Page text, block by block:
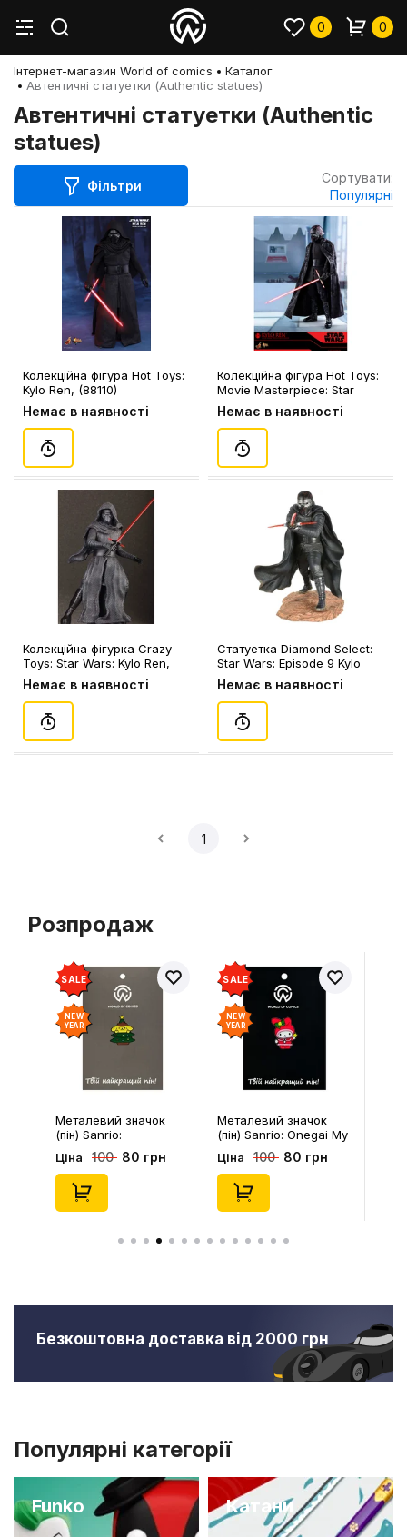
0 0
Інтернет-магазин World of comics
Каталог
Автентичні статуетки (Authentic statues)
Автентичні статуетки (Authentic
statues)
Фільтри
Сортувати:
Популярні
Колекційна фігура Hot Toys:
Kylo Ren, (88110)
Немає в наявності
Колекційна фігура Hot Toys:
Movie Masterpiece: Star
Wars: The Rise of Skywalker:
Kylo Ren, (603470)
Немає в наявності
Колекційна фігурка Crazy
Toys: Star Wars: Kylo Ren,
(44348)
Немає в наявності
Статуетка Diamond Select:
Star Wars: Episode 9 Kylo
Ren, (83811)
Немає в наявності
1
Розпродаж
SALE
NEW
YEAR
Металевий значок
(пін) Sanrio:
Pompompurin On
Christmass Tree,
(14541)
Ціна 100 80 грн
SALE
NEW
YEAR
Металевий значок
(пін) Sanrio: Onegai My
Melody: Christmas My
Melody, (14543)
Ціна 100 80 грн
Безкоштовна доставка від 2000 грн
Популярні категорії
Funko Катани